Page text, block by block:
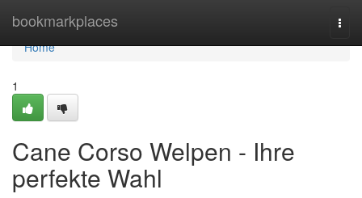
bookmarkplaces
Home
Home
1
Cane Corso Welpen - Ihre
perfekte Wahl